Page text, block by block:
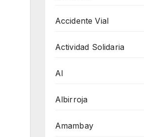
Accidente Vial
Actividad Solidaria
AI
Albirroja
Amambay